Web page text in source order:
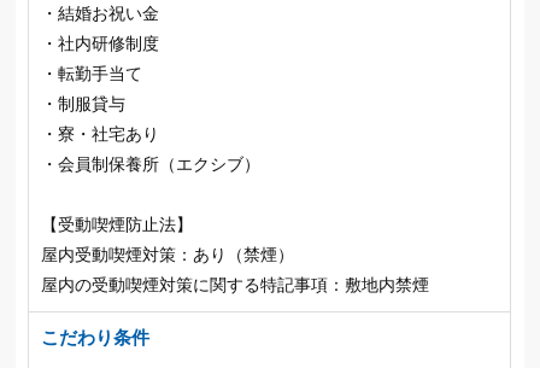
・結婚お祝い金
・社内研修制度
・転勤手当て
・制服貸与
・寮・社宅あり
・会員制保養所（エクシブ）
【受動喫煙防止法】
屋内受動喫煙対策：あり（禁煙）
屋内の受動喫煙対策に関する特記事項：敷地内禁煙
こだわり条件